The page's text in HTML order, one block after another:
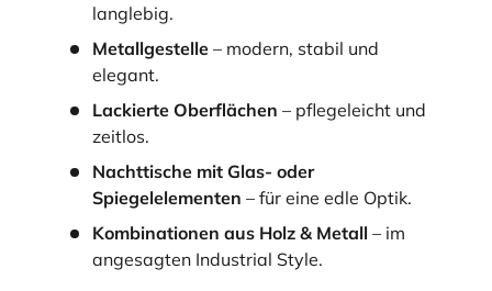
langlebig.
Metallgestelle – modern, stabil und
elegant.
Lackierte Oberflächen – pflegeleicht und
zeitlos.
Nachttische mit Glas- oder
Spiegelelementen – für eine edle Optik.
Kombinationen aus Holz & Metall – im
angesagten Industrial Style.